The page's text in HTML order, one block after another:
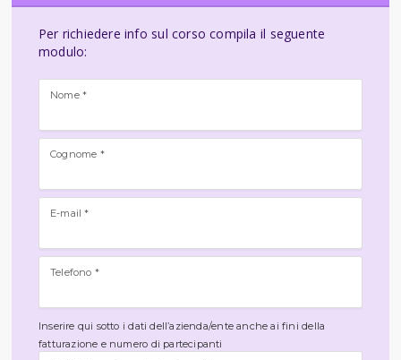
Per richiedere info sul corso compila il seguente
modulo:
Nome *
Cognome *
E-mail *
Telefono *
Inserire qui sotto i dati dell’azienda/ente anche ai fini della
fatturazione e numero di partecipanti